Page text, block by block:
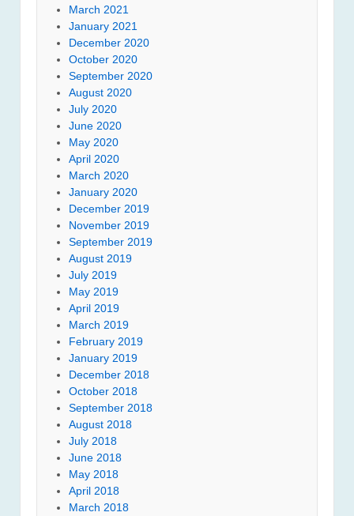
March 2021
January 2021
December 2020
October 2020
September 2020
August 2020
July 2020
June 2020
May 2020
April 2020
March 2020
January 2020
December 2019
November 2019
September 2019
August 2019
July 2019
May 2019
April 2019
March 2019
February 2019
January 2019
December 2018
October 2018
September 2018
August 2018
July 2018
June 2018
May 2018
April 2018
March 2018